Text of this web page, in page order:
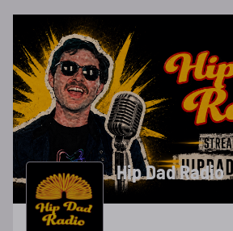
Hip Dad Radio